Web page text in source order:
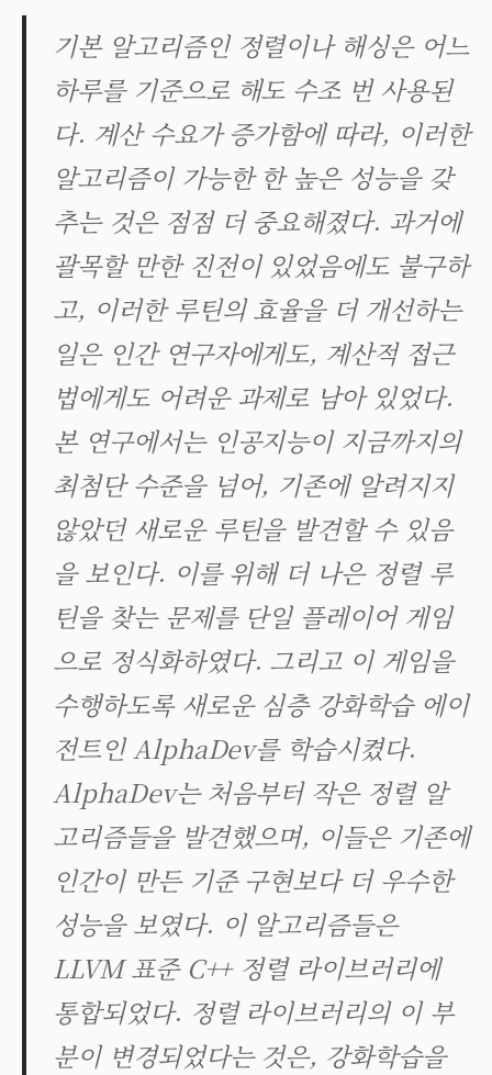
기본 알고리즘인 정렬이나 해싱은 어느
하루를 기준으로 해도 수조 번 사용된
다. 계산 수요가 증가함에 따라, 이러한
알고리즘이 가능한 한 높은 성능을 갖
추는 것은 점점 더 중요해졌다. 과거에
괄목할 만한 진전이 있었음에도 불구하
고, 이러한 루틴의 효율을 더 개선하는
일은 인간 연구자에게도, 계산적 접근
법에게도 어려운 과제로 남아 있었다.
본 연구에서는 인공지능이 지금까지의
최첨단 수준을 넘어, 기존에 알려지지
않았던 새로운 루틴을 발견할 수 있음
을 보인다. 이를 위해 더 나은 정렬 루
틴을 찾는 문제를 단일 플레이어 게임
으로 정식화하였다. 그리고 이 게임을
수행하도록 새로운 심층 강화학습 에이
전트인 AlphaDev를 학습시켰다.
AlphaDev는 처음부터 작은 정렬 알
고리즘들을 발견했으며, 이들은 기존에
인간이 만든 기준 구현보다 더 우수한
성능을 보였다. 이 알고리즘들은
LLVM 표준 C++ 정렬 라이브러리에
통합되었다. 정렬 라이브러리의 이 부
분이 변경되었다는 것은, 강화학습을